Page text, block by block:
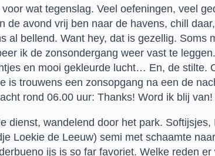
wat tegenslag. Veel oefeningen, veel
de avond vrij ben naar de havens, chill
al bellend. Want hey, dat is gezellig. Soms
ik de zonsondergang weer vast te
en mooi gekleurde lucht… En, de stilte.
is trouwens een zonsopgang na een de
rond 06.00 uur: Thanks! Word ik blij van!
dienst, wandelend door het park.
Loekie de Leeuw) semi met schaamte
ijs is so far favoriet. Welke reden